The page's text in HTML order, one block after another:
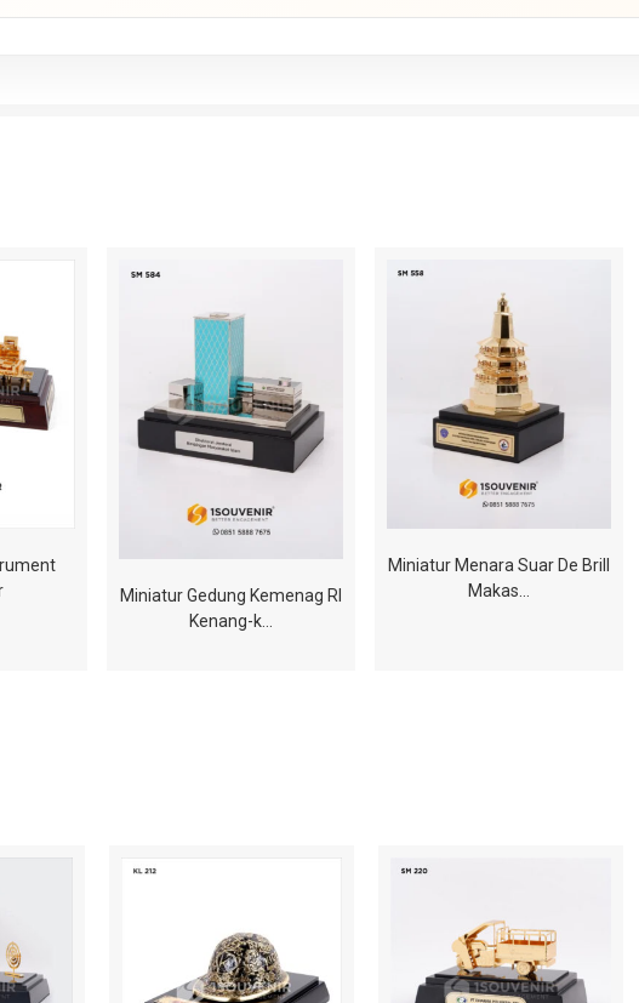
Miniatur Gedung Kemenag RI
Kenang-k…
Miniatur Menara Suar De Brill
Makas…